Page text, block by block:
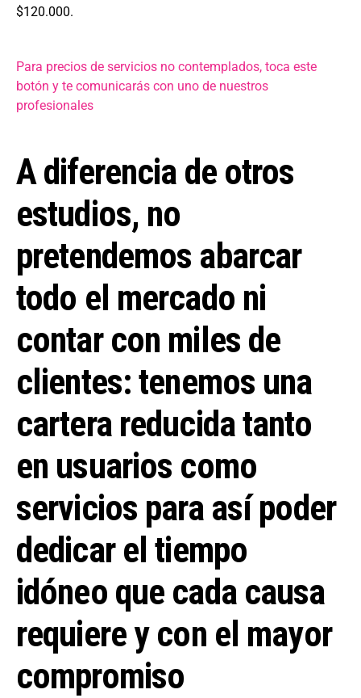
$120.000.
Para precios de servicios no contemplados, toca este
botón y te comunicarás con uno de nuestros
profesionales
A diferencia de otros
estudios, no
pretendemos abarcar
todo el mercado ni
contar con miles de
clientes: tenemos una
cartera reducida tanto
en usuarios como
servicios para así poder
dedicar el tiempo
idóneo que cada causa
requiere y con el mayor
compromiso